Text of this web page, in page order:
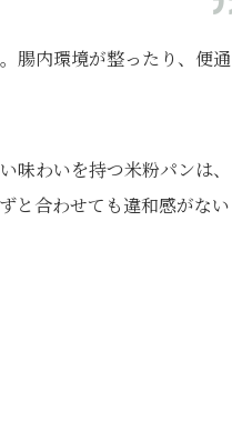
腸内環境が整ったり、便通
わいを持つ米粉パンは、
と合わせても違和感がない